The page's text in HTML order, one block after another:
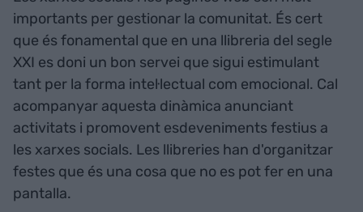
importants per gestionar la comunitat. És cert
que és fonamental que en una llibreria del segle
XXI es doni un bon servei que sigui estimulant
tant per la forma intel·lectual com emocional. Cal
acompanyar aquesta dinàmica anunciant
activitats i promovent esdeveniments festius a
les xarxes socials. Les llibreries han d'organitzar
festes que és una cosa que no es pot fer en una
pantalla.